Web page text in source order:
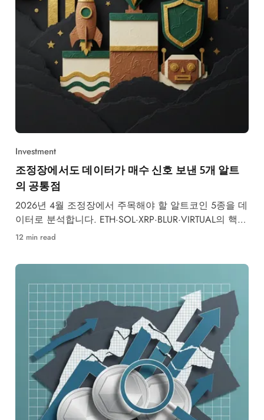
Investment
조정장에서도 데이터가 매수 신호 보낸 5개 알트
의 공통점
2026년 4월 조정장에서 주목해야 할 알트코인 5종을 데
이터로 분석합니다. ETH·SOL·XRP·BLUR·VIRTUAL의 핵심
지표와 투자 근거를 총정리합니다.
12 min read